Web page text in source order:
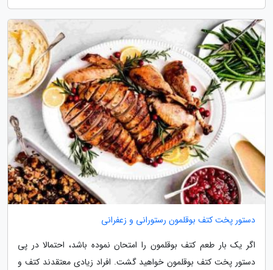
دستور پخت کتف بوقلمون رستورانی و زعفرانی
اگر یک بار طعم کتف بوقلمون را امتحان نموده باشد، احتمالا در پی
دستور پخت کتف بوقلمون خواهید گشت. افراد زیادی معتقدند کتف و